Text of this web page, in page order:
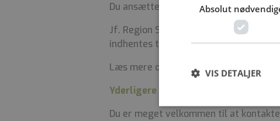
Du ansættes i henhold til gældende
Jf. Region Sjællands personalepolitik
indhentes tilfredsstillende børne- og
Læs mere om Region Sjælland som
Yderligere oplysninger
Du er meget velkommen til at
Absolut
VIS DETALJER